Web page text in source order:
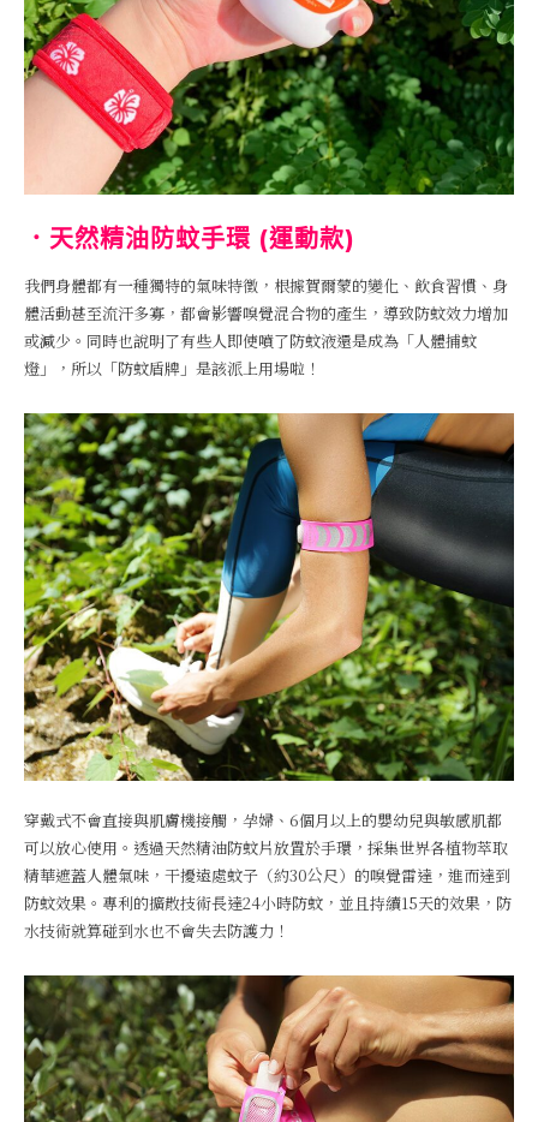
．天然精油防蚊手環 (運動款)
我們身體都有一種獨特的氣味特徵，根據賀爾蒙的變化、飲食習慣、身
體活動甚至流汗多寡，都會影響嗅覺混合物的產生，導致防蚊效力增加
或減少。同時也說明了有些人即使噴了防蚊液還是成為「人體捕蚊
燈」，所以「防蚊盾牌」是該派上用場啦！
穿戴式不會直接與肌膚機接觸，孕婦、6個月以上的嬰幼兒與敏感肌都
可以放心使用。透過天然精油防蚊片放置於手環，採集世界各植物萃取
精華遮蓋人體氣味，干擾遠處蚊子（約30公尺）的嗅覺雷達，進而達到
防蚊效果。專利的擴散技術長達24小時防蚊，並且持續15天的效果，防
水技術就算碰到水也不會失去防護力！